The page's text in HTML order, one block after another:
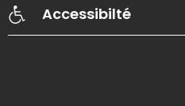
Accessibilté